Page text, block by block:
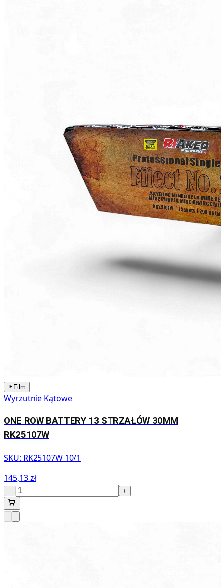
Film
Wyrzutnie Kątowe
ONE ROW BATTERY 13 STRZAŁÓW 30MM
RK25107W
SKU: RK25107W 10/1
145,13 zł
− +